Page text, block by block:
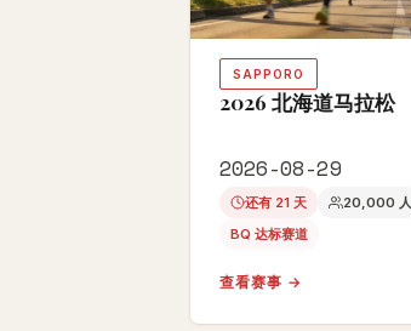
SAPPORO
2026 北海道马拉松
2026-08-29
还有 21 天 20,000 人
BQ 达标赛道
查看赛事 →